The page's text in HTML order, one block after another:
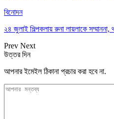
বিনোদন
২৪ জুলাই শিল্পকলায় রুনা লায়লাকে সম্মাননা,
Prev Next
উত্তর দিন
আপনার ইমেইল ঠিকানা প্রচার করা হবে না.